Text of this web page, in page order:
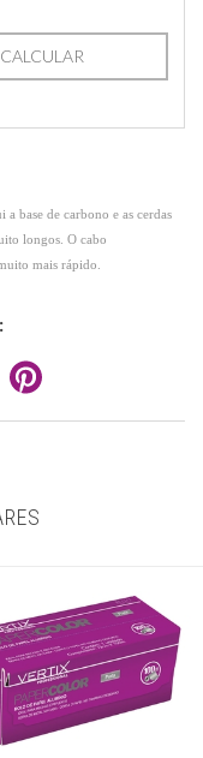
CALCULAR
a base de carbono e as cerdas
longos. O cabo
mais rápido.